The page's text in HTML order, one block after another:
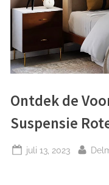
Ontdek de
Suspensie
Geplaatst
juli 13, 2023 Door